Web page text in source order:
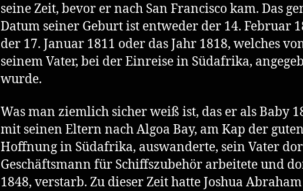
seine Zeit, bevor er nach San Francisco kam. Das
Datum seiner Geburt ist entweder der 14. Februar
der 17. Januar 1811 oder das Jahr 1818, welches
seinem Vater, bei der Einreise in Südafrika,
wurde.
Was man ziemlich sicher weiß ist, das er als Baby
mit seinen Eltern nach Algoa Bay, am Kap der guten
Hoffnung in Südafrika, auswanderte, sein Vater
Geschäftsmann für Schiffszubehör arbeitete und
1848, verstarb. Zu dieser Zeit hatte Joshua Abraham